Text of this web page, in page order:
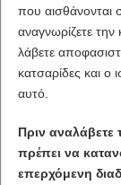
που αισθάνονται
αναγνωρίζετε
λάβετε
κατσαρίδες και ο
αυτό.
Πριν
πρέπει να
επερχόμενη